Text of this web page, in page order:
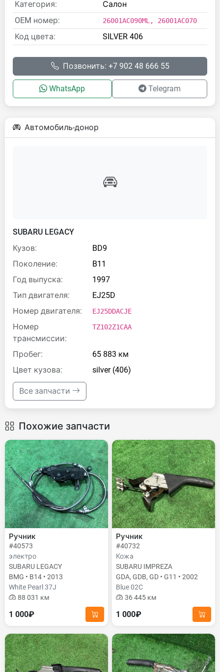
Категория:
Салон
OEM номер:
26001AC090ML, 26001AC070
Код цвета: SILVER 406
Позвонить: +7 902 48 666 55
WhatsApp Telegram
Автомобиль-донор
SUBARU LEGACY
Кузов:
BD9
Поколение:
B11
Год выпуска:
1997
Тип двигателя:
EJ25D
Номер двигателя:
EJ25DDACJE
Номер
трансмиссии:
TZ102Z1CAA
Пробег:
65 883 км
Цвет кузова:
silver (406)
Все запчасти
Похожие запчасти
Ручник
#40573
электро
SUBARU LEGACY
BMG • B14 • 2013
White Pearl 37J
88 031 км
1 000₽
Ручник
#40732
Кожа
SUBARU IMPREZA
GDA, GDB, GD • G11 • 2002
Blue 02C
36 445 км
1 000₽